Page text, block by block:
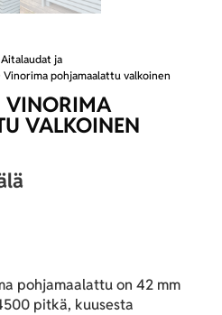
Aitalaudat ja
pohjamaalattu valkoinen
VALKOINEN
pohjamaalattu on 42 mm
pitkä, kuusesta